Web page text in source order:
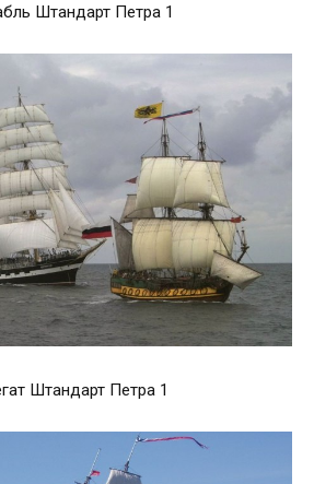
Штандарт Петра 1
Штандарт Петра 1